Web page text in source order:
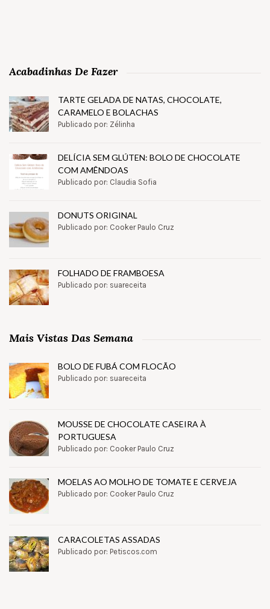
Acabadinhas De Fazer
TARTE GELADA DE NATAS, CHOCOLATE,
CARAMELO E BOLACHAS
Publicado por: Zélinha
DELÍCIA SEM GLÚTEN: BOLO DE CHOCOLATE
COM AMÊNDOAS
Publicado por: Claudia Sofia
DONUTS ORIGINAL
Publicado por: Cooker Paulo Cruz
FOLHADO DE FRAMBOESA
Publicado por: suareceita
Mais Vistas Das Semana
BOLO DE FUBÁ COM FLOCÃO
Publicado por: suareceita
MOUSSE DE CHOCOLATE CASEIRA À
PORTUGUESA
Publicado por: Cooker Paulo Cruz
MOELAS AO MOLHO DE TOMATE E CERVEJA
Publicado por: Cooker Paulo Cruz
CARACOLETAS ASSADAS
Publicado por: Petiscos.com